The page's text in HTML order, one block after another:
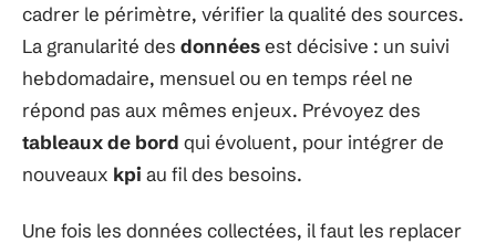
cadrer le périmètre, vérifier la qualité des sources.
La granularité des donnéesest décisive : un suivi
hebdomadaire, mensuel ou en temps réel ne
répond pas aux mêmes enjeux. Prévoyez des
tableaux de bord qui évoluent, pour intégrer de
nouveaux kpi au fil des besoins.
Une fois les données collectées, il faut les replacer